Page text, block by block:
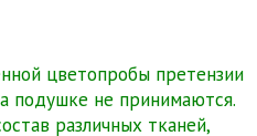
цветопробы претензии
подушке не принимаются.
различных тканей,